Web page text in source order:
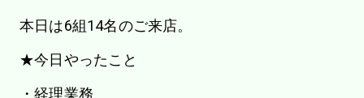
本日は6組14名のご来店。
★今日やったこと
・経理業務